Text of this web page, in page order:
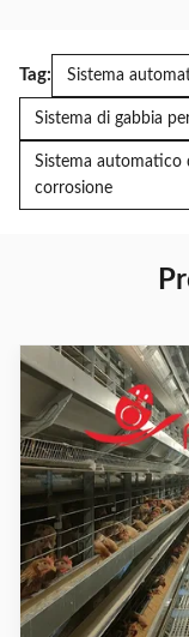
Tag: Sistema
Sistema di gabbia
Sistema automatico
corrosione